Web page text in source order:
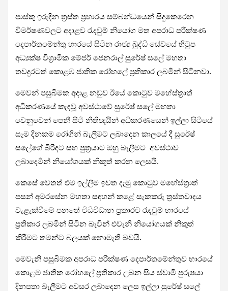
පාස්කු ඉරුදින ත්‍රස්ත ප්‍රහාරය සම්බන්ධයෙන් සිදුකෙරෙන
විමර්ෂණවලට අදාළව රැදවුම් නියෝග මත අපරාධ පරික්ෂණ
දෙපාර්තමේන්තු භාරයේ සිටින රාජ්‍ය බුද්ධි සේවයේ හිටුප
අධ්‍යක්ෂ විශ්‍රාමික මේජර් ජෙනරාල් සුරේෂ් සලේ මහතා
තවදුරටත් කොළඹ ජාතික රෝහලේ ප්‍රතිකාර ලබමින් සිටිනවා.
මෙවන් පසුබිමක අදාළ නඩුව ඊයේ කොටුව මහේස්ත්‍රාත්
අධිකරණයේ කැඳවූ අවස්ථාවේ සුරේෂ් සලේ මහතා
වෙනුවෙන් පෙනී සිටි නීතිඥයින් අධිකරණයෙන් ඉල්ලා සිටියේ
සෑම දිනකම රෝගීන් බැලීමට ලබාදෙන කාලයේ දී සුරේෂ්
සලේගේ බිරිඳට සහ පුත්‍රයාට ඔහු බැලීමට අවස්ථාව
ලබාදෙමින් නියෝගයක් නිකුත් කරන ලෙසයි.
කෙසේ වෙතත් එම ඉල්ලීම ඉවත දැමු කොටුව මහේස්ත්‍රාත්
පසන් අමරසේන මහතා සඳහන් කළේ සැකකරු ත්‍රස්තවාදය
වැළැක්වීමේ පනතේ විධිවිධාන ප්‍රකාරව රැඳවුම් භාරයේ
ප්‍රතිකාර ලබමින් සිටින බැවින් එවැනි නියෝගයක් නිකුත්
කිරීමට තමන්ට බලයක් නොමැති බවයි.
මෙවැනි පසුබිමක අපරාධ පරීක්ෂණ දෙපාර්තමේන්තුව භාරයේ
කොළඹ ජාතික රෝහලේ ප්‍රතිකාර ලබන සිය ස්වාමි පුරුෂයා
දිනපතා බැලීමට අවසර ලබාදෙන ලෙස ඉල්ලා සුරේෂ් සලේ